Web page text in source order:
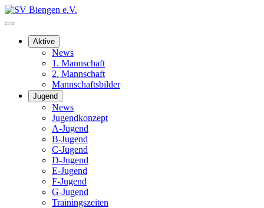
Aktive
News
1. Mannschaft
2. Mannschaft
Mannschaftsbilder
Jugend
News
Jugendkonzept
A-Jugend
B-Jugend
C-Jugend
D-Jugend
E-Jugend
F-Jugend
G-Jugend
Trainingszeiten